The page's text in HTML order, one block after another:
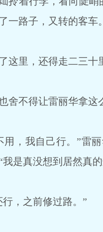
一路子，又转的客车。
这里，还得走二三十
舍不得让雷丽华拿这
，我自己行。”雷
我是真没想到居然真
，之前修过路。”